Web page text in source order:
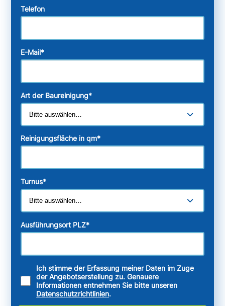
Telefon
E-Mail*
Art der Baureinigung*
Reinigungsfläche in qm*
Turnus*
Ausführungsort PLZ*
Ich stimme der Erfassung meiner Daten im Zuge
der Angebotserstellung zu. Genauere
Informationen entnehmen Sie bitte unseren
Datenschutzrichtlinien.